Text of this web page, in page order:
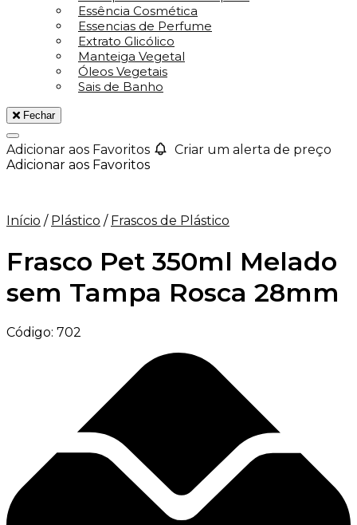
Essência Cosmética
Essencias de Perfume
Extrato Glicólico
Manteiga Vegetal
Óleos Vegetais
Sais de Banho
Fechar
Adicionar aos Favoritos
Criar um alerta de preço
Adicionar aos Favoritos
Início / Plástico / Frascos de Plástico
Frasco Pet 350ml Melado
sem Tampa Rosca 28mm
Código: 702